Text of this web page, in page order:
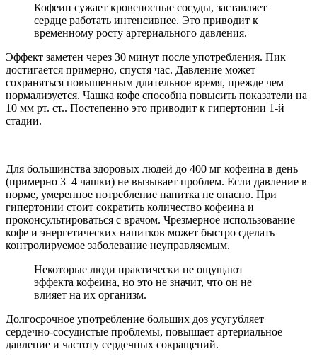
Кофеин сужает кровеносные сосуды, заставляет
сердце работать интенсивнее. Это приводит к
временному росту артериального давления.
Эффект заметен через 30 минут после употребления. Пик
достигается примерно, спустя час. Давление может
сохраняться повышенным длительное время, прежде чем
нормализуется. Чашка кофе способна повысить показатели на
10 мм рт. ст.. Постепенно это приводит к гипертонии 1-й
стадии.
Для большинства здоровых людей до 400 мг кофеина в день
(примерно 3–4 чашки) не вызывает проблем. Если давление в
норме, умеренное потребление напитка не опасно. При
гипертонии стоит сократить количество кофеина и
проконсультироваться с врачом. Чрезмерное использование
кофе и энергетических напитков может быстро сделать
контролируемое заболевание неуправляемым.
Некоторые люди практически не ощущают
эффекта кофеина, но это не значит, что он не
влияет на их организм.
Долгосрочное употребление больших доз усугубляет
сердечно-сосудистые проблемы, повышает артериальное
давление и частоту сердечных сокращений.